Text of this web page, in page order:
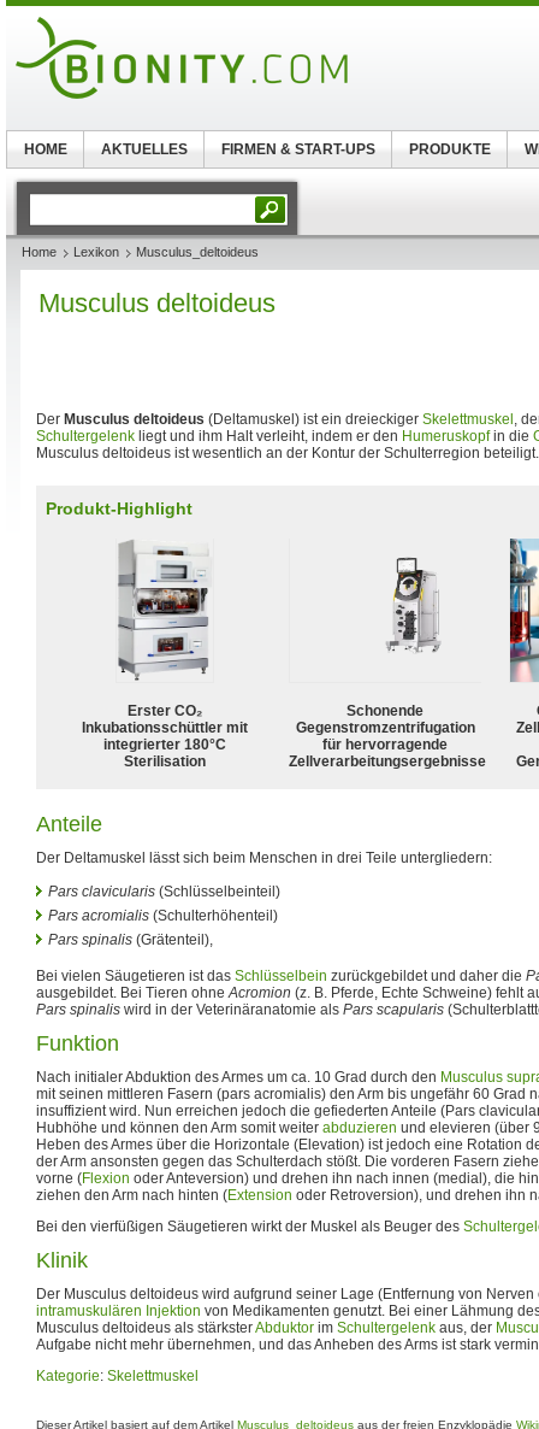
Home Lexikon Musculus_deltoideus
Musculus deltoideus
Der Musculus deltoideus (Deltamuskel) ist ein dreieckiger Skelettmuskel ,
Schultergelenk liegt und ihm Halt verleiht, indem er den Humeruskopfin die
Musculus deltoideus ist wesentlich an der Kontur der Schulterregion beteiligt.
Produkt-Highlight
Erster CO₂
Inkubationsschüttler mit
integrierter 180°C
Sterilisation
Schonende
Gegenstromzentrifugation
für hervorragende
Zellverarbeitungsergebnisse
Anteile
Der Deltamuskel lässt sich beim Menschen in drei Teile untergliedern:
Pars clavicularis (Schlüsselbeinteil)
Pars acromialis (Schulterhöhenteil)
Pars spinalis (Grätenteil),
Bei vielen Säugetieren ist das Schlüsselbein zurückgebildet und daher die
ausgebildet. Bei Tieren ohneAcromion (z. B. Pferde, Echte Schweine) fehlt
Pars spinalis wird in der Veterinäranatomie als Pars scapularis
Funktion
Nach initialer Abduktion des Armes um ca. 10 Grad durch den Musculus
mit seinen mittleren Fasern (pars acromialis) den Arm bis ungefähr 60 Grad
insuffizient wird. Nun erreichen jedoch die gefiederten Anteile (Pars
Hubhöhe und können den Arm somit weiter abduzieren und elevieren (über
Heben des Armes über die Horizontale (Elevation) ist jedoch eine Rotation
der Arm ansonsten gegen das Schulterdach stößt. Die vorderen Fasern
vorne (Flexion oder Anteversion) und drehen ihn nach innen (medial), die
ziehen den Arm nach hinten (Extension oder Retroversion), und drehen ihn
Bei den vierfüßigen Säugetieren wirkt der Muskel als Beuger des
Klinik
Der Musculus deltoideus wird aufgrund seiner Lage (Entfernung von Nerven
intramuskulären Injektion von Medikamenten genutzt. Bei einer Lähmung
Musculus deltoideus als stärksterAbduktor im Schultergelenk aus, der
Aufgabe nicht mehr übernehmen, und das Anheben des Arms ist stark
Kategorie: Skelettmuskel
Dieser Artikel basiert auf dem Artikel Musculus_deltoideus aus der freien Enzyklopädie
HOME AKTUELLES FIRMEN & START-UPS PRODUKTE